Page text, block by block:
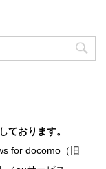
ております。
for docomo（旧